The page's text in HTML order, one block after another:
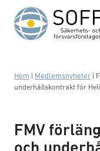
Hoppa till innehåll
Hem Medlemsnyheter
underhållskontrakt för
FMV
och